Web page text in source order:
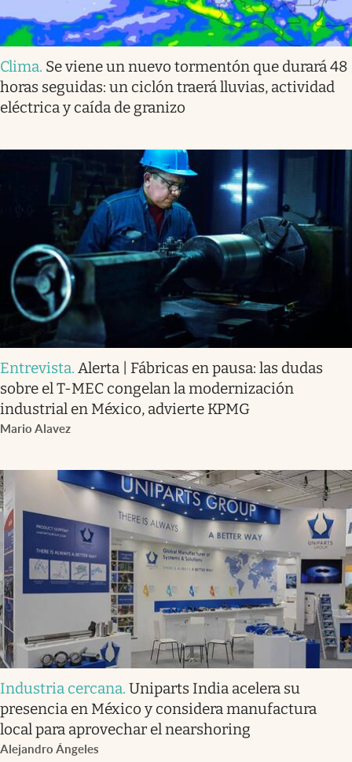
Clima. Se viene un nuevo tormentón que durará 48
horas seguidas: un ciclón traerá lluvias, actividad
eléctrica y caída de granizo
Entrevista. Alerta | Fábricas en pausa: las dudas
sobre el T-MEC congelan la modernización
industrial en México, advierte KPMG
Mario Alavez
Industria cercana. Uniparts India acelera su
presencia en México y considera manufactura
local para aprovechar el nearshoring
Alejandro Ángeles